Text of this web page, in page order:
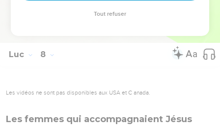
Luc 8
Les vidéos ne sont pas disponibles aux USA et C anada.
Les femmes qui accompagnaient Jésus
Tout refuser